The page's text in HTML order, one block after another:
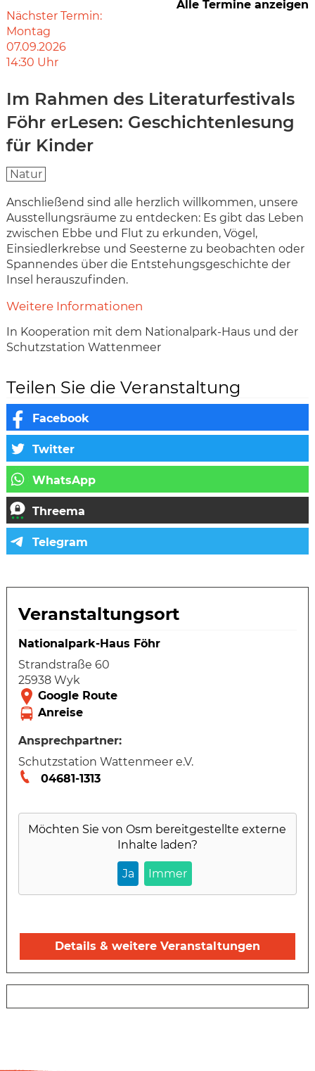
Nächster Termin:
Montag
07.09.2026
14:30 Uhr
Alle Termine anzeigen
Im Rahmen des Literaturfestivals
Föhr erLesen: Geschichtenlesung
für Kinder
Natur
Anschließend sind alle herzlich willkommen, unsere
Ausstellungsräume zu entdecken: Es gibt das Leben
zwischen Ebbe und Flut zu erkunden, Vögel,
Einsiedlerkrebse und Seesterne zu beobachten oder
Spannendes über die Entstehungsgeschichte der
Insel herauszufinden.
Weitere Informationen
In Kooperation mit dem Nationalpark-Haus und der
Schutzstation Wattenmeer
Teilen Sie die Veranstaltung
Veranstaltungsort
Nationalpark-Haus Föhr
Strandstraße 60
25938 Wyk
Ansprechpartner:
Schutzstation Wattenmeer e.V.
04681-1313
Möchten Sie vonOsm bereitgestellte externe
Inhalte laden?
Ja Immer
Details & weitere Veranstaltungen